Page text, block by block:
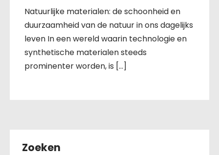
Natuurlijke materialen: de schoonheid en
duurzaamheid van de natuur in ons dagelijks
leven In een wereld waarin technologie en
synthetische materialen steeds
prominenter worden, is […]
Zoeken